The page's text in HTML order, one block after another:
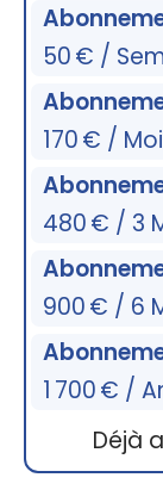
50 € /
170 € /
480 € / 3
900 € / 6
1 700 € /
Déjà